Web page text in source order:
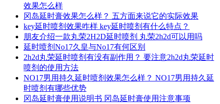
效果怎么样
冈岛延时膏效果怎么样？ 五方面来说它的实际效果
key延时喷剂效果咋样 key延时喷剂有什么特点？
朋友介绍一款丸荣2H2D延时喷剂 丸荣2h2d可以用吗
延时喷剂No17久皇与No17有何区别
2h2d丸荣延时喷剂有没有副作用？ 要注意2h2d丸荣延时
喷剂的使用方法
NO17男用持久延时喷剂效果怎么样？ NO17男用持久延
时喷剂有哪些优势
冈岛延时膏使用说明书 冈岛延时膏使用注意事项